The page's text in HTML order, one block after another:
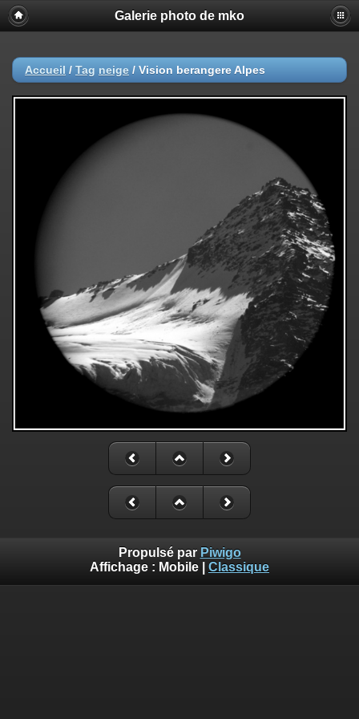
Galerie photo de mko
Accueil / Tag neige / Vision berangere Alpes
Propulsé par Piwigo
Affichage : Mobile Classique